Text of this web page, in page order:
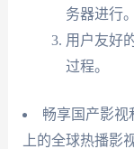
务器进行。
用户友好
过程。
畅享国产影视
上的全球热播影